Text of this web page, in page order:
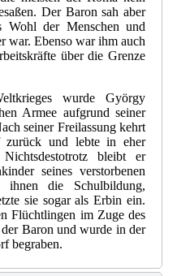
Der Baron sah aber
Wohl der Menschen und
war. Ebenso war ihm auch
über die Grenze
wurde György
Armee aufgrund seiner
seiner Freilassung kehrt
und lebte in eher
Nichtsdestotrotz bleibt er
seines verstorbenen
ihnen die Schulbildung,
sie sogar als Erbin ein.
Flüchtlingen im Zuge des
Baron und wurde in der
begraben.